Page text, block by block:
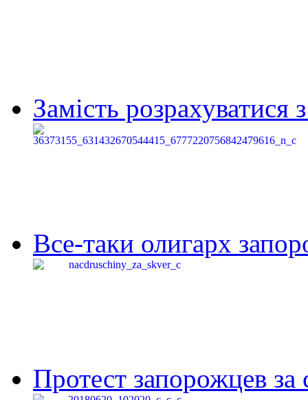
Замість
Все-таки олигарх
Протест запорожцев за